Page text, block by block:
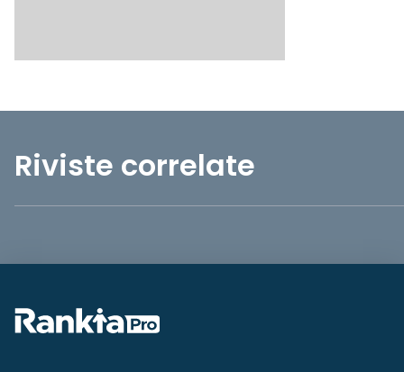
Riviste correlate